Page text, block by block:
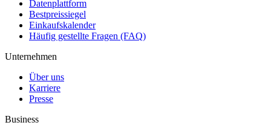
Datenplattform
Bestpreissiegel
Einkaufskalender
Häufig gestellte Fragen (FAQ)
Unternehmen
Über uns
Karriere
Presse
Business